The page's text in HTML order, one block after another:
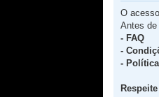
O
Antes de
- FAQ
-
-